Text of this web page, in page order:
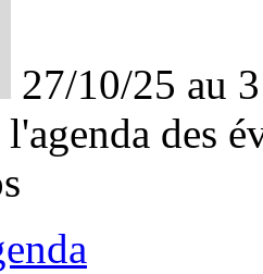
27/10/25 au
des